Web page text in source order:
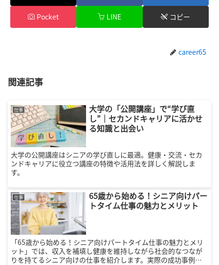
Pocket LINE コピー
career65
関連記事
仕事
大学の「公開講座」で“学び直
し”｜セカンドキャリアに活かせ
る知識と出会い
大学の公開講座はシニアの学び直しに最適。健康・交流・セカ
ンドキャリアに役立つ講座の特徴や活用法を詳しく解説しま
す。
仕事
65歳から始める！シニア向けパー
トタイム仕事の魅力とメリット
「65歳から始める！シニア向けパートタイム仕事の魅力とメリ
ット」では、収入を補填し健康を維持しながら社会的なつなが
りを持てるシニア向けの仕事を紹介します。実際の成功事例も